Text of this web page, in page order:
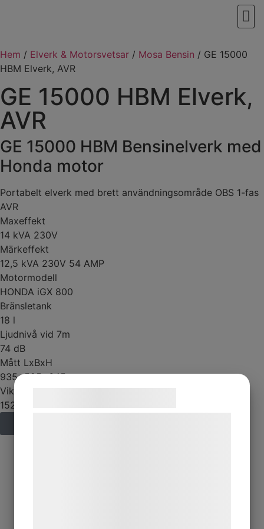
Hem / Elverk & Motorsvetsar / Mosa Bensin / GE 15000
HBM Elverk, AVR
GE 15000 HBM Elverk,
AVR
GE 15000 HBM Bensinelverk med
Honda motor
Portabelt elverk med brett användningsområde OBS 1-fas
AVR
Maxeffekt
14 kVA 230V
Märkeffekt
12,5 kVA 230V 54 AMP
Motormodell
HONDA iGX 800
Bränsletank
18 l
Ljudnivå vid 7m
74 dB
Mått LxBxH
935x525x645 mm
Vikt
152 kg